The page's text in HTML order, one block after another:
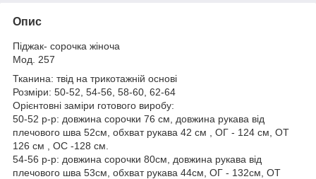
Опис
Піджак- сорочка жіноча
Мод. 257
Тканина: твід на трикотажній основі
Розміри: 50-52, 54-56, 58-60, 62-64
Орієнтовні заміри готового виробу:
50-52 р-р: довжина сорочки 76 см, довжина рукава від
плечового шва 52см, обхват рукава 42 см , ОГ - 124 см, ОТ
126 см , OC -128 см.
54-56 р-р: довжина сорочки 80см, довжина рукава від
плечового шва 53см, обхват рукава 44см, ОГ - 132см, ОТ